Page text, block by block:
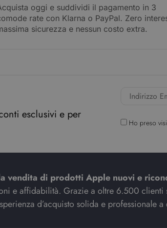
oggi e suddividi il pagamento in 3
rate con Klarna o PayPal. Zero
sicurezza e nessun costo extra.
esclusivi e per
Ho preso
vendita di prodotti Apple nuovi e
e affidabilità. Grazie a oltre 6.500
d’acquisto solida e